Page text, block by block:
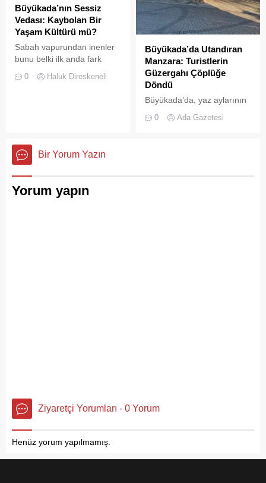
görüntüler, çevre sağlığı
açısından tehlike çanlarının
çaldığını gösteriyor. Çöpler
Büyükada’nın Sessiz
Vedası: Kaybolan Bir
Yaşam Kültürü mü?
Sabah vapurundan inenler
bunu belki ilk anda fark
Büyükada’yı elli, altmış yıldır
0 Haluk Direskeneli
Büyükada’da Utandıran
Manzara: Turistlerin
Güzergahı Çöplüğe
Döndü
Büyükada’da, yaz aylarının
ziyaretçi yoğunluğu, temizlik
0 Ada Gazetesi
Bir Yorum Yazın
Yorum yapın
Ziyaretçi Yorumları - 0 Yorum
Henüz yorum yapılmamış.